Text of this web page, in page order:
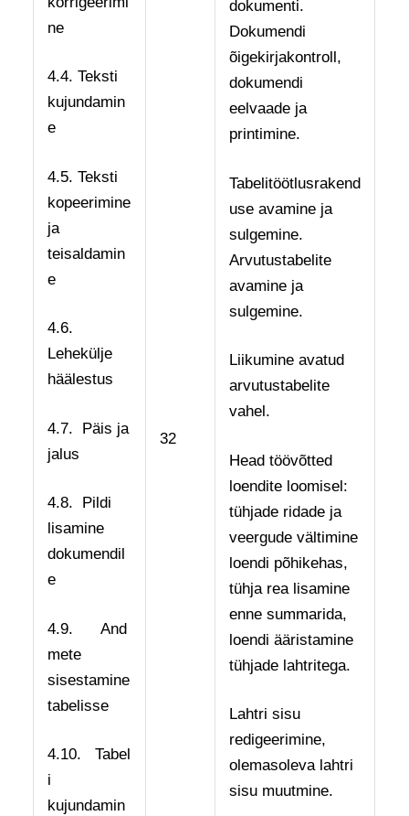
ne
4.4. Teksti
kujundamin
e
4.5. Teksti
kopeerimine
ja
teisaldamin
e
4.6.
Lehekülje
häälestus
4.7. Päis ja
jalus
4.8. Pildi
lisamine
dokumendil
e
4.9. And
mete
sisestamine
tabelisse
4.10. Tabel
i
kujundamin
32
dokumenti.
Dokumendi
õigekirjakontroll,
dokumendi
eelvaade ja
printimine.
Tabelitöötlusrakend
use avamine ja
sulgemine.
Arvutustabelite
avamine ja
sulgemine.
Liikumine avatud
arvutustabelite
vahel.
Head töövõtted
loendite loomisel:
tühjade ridade ja
veergude vältimine
loendi põhikehas,
tühja rea lisamine
enne summarida,
loendi ääristamine
tühjade lahtritega.
Lahtri sisu
redigeerimine,
olemasoleva lahtri
sisu muutmine.